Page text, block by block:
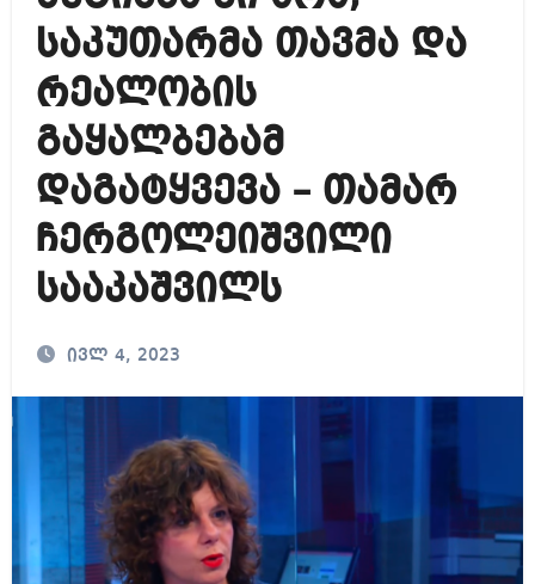
საკუთარმა თავმა და
რეალობის
გაყალბებამ
დაგატყვევა – თამარ
ჩერგოლეიშვილი
სააკაშვილს
ივლ 4, 2023